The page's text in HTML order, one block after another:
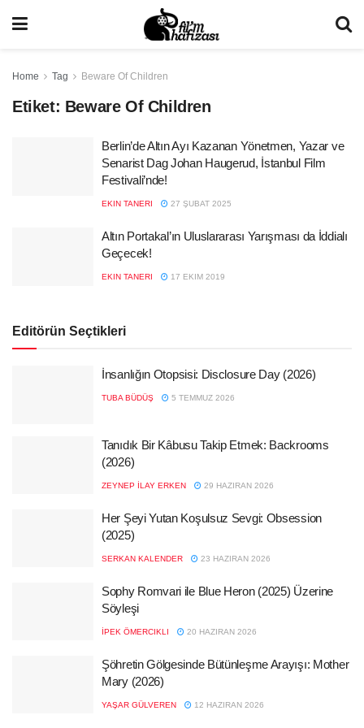
Home Tag Beware Of Children
Etiket: Beware Of Children
Berlin’de Altın Ayı Kazanan Yönetmen, Yazar ve
Senarist Dag Johan Haugerud, İstanbul Film
Festivali’nde!
EKIN TANERI 27 ŞUBAT 2025
Altın Portakal’ın Uluslararası Yarışması da İddialı
Geçecek!
EKIN TANERI 17 EKIM 2019
Editörün Seçtikleri
İnsanlığın Otopsisi: Disclosure Day (2026)
TUBA BÜDÜŞ 5 TEMMUZ 2026
Tanıdık Bir Kâbusu Takip Etmek: Backrooms
(2026)
ZEYNEP İLAY ERKEN 29 HAZIRAN 2026
Her Şeyi Yutan Koşulsuz Sevgi: Obsession
(2025)
SERKAN KALENDER 23 HAZIRAN 2026
Sophy Romvari ile Blue Heron (2025) Üzerine
Söyleşi
İPEK ÖMERCIKLI 20 HAZIRAN 2026
Şöhretin Gölgesinde Bütünleşme Arayışı: Mother
Mary (2026)
YAŞAR GÜLVEREN 12 HAZIRAN 2026